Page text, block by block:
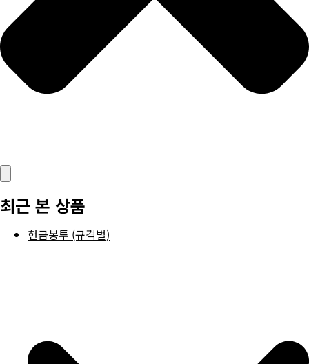
최근 본 상품
헌금봉투 (규격별)